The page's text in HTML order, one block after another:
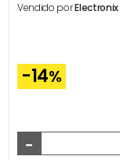
Vendido por
-14%
-